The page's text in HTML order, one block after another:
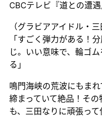
CBCテレビ『道との遭遇
（グラビアアイドル・三
「すごく弾力がある！
じ。いい意味で、輪ゴ
る」
鳴門海峡の荒波にもま
締まっていて絶品！そ
も、三田なりに頑張って